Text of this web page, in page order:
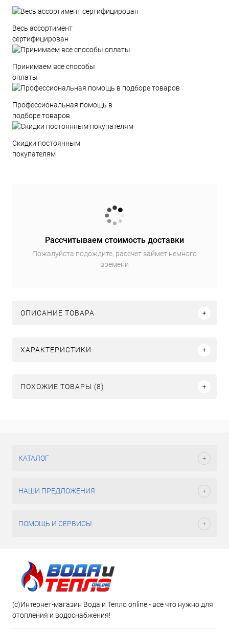
Весь ассортимент
сертифицирован
Принимаем все способы
оплаты
Профессиональная помощь в
подборе товаров
Скидки постоянным
покупателям
Рассчитываем стоимость доставки
Пожалуйста подождите, рассчет займет немного
времени
ОПИСАНИЕ ТОВАРА
ХАРАКТЕРИСТИКИ
ПОХОЖИЕ ТОВАРЫ (8)
КАТАЛОГ
НАШИ ПРЕДЛОЖЕНИЯ
ПОМОЩЬ И СЕРВИСЫ
(c)Интернет-магазин Вода и Тепло online - все что нужно для
отопления и водоснабжения!